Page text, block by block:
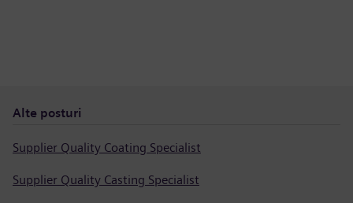
Alte posturi
Supplier Quality Coating Specialist
Supplier Quality Casting Specialist